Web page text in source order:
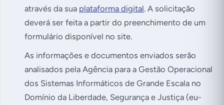
através da sua plataforma digital. A solicitação
deverá ser feita a partir do preenchimento de um
formulário disponível no site.
As informações e documentos enviados serão
analisados pela Agência para a Gestão Operacional
dos Sistemas Informáticos de Grande Escala no
Domínio da Liberdade, Segurança e Justiça (eu-